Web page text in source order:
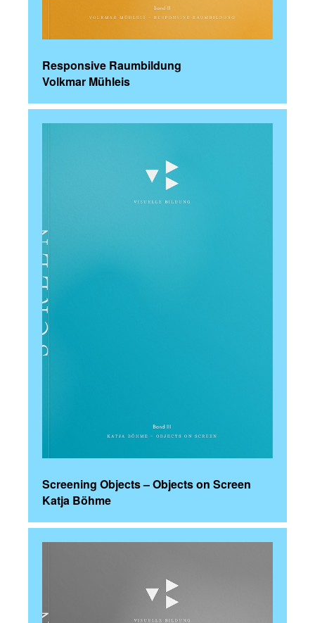
Responsive Raumbildung
Volkmar Mühleis
Screening Objects – Objects on Screen
Katja Böhme